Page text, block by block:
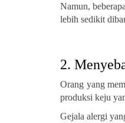
Namun,
lebih sedikit
2.
Orang yang
produksi keju
Gejala alergi